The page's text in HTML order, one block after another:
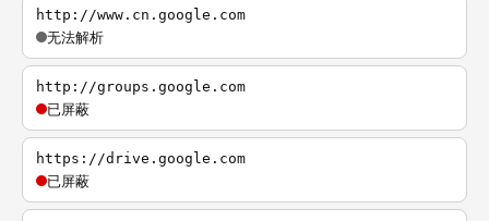
http://www.cn.google.com
无法解析
http://groups.google.com
已屏蔽
https://drive.google.com
已屏蔽